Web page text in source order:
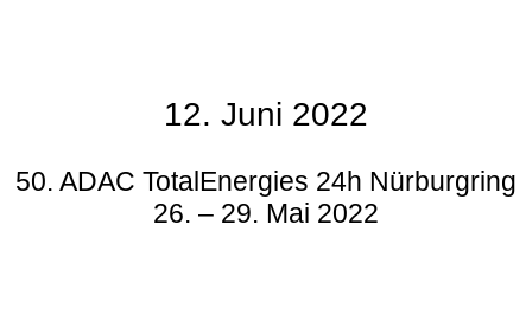
12. Juni 2022
50. ADAC TotalEnergies 24h Nürburgring
26. – 29. Mai 2022